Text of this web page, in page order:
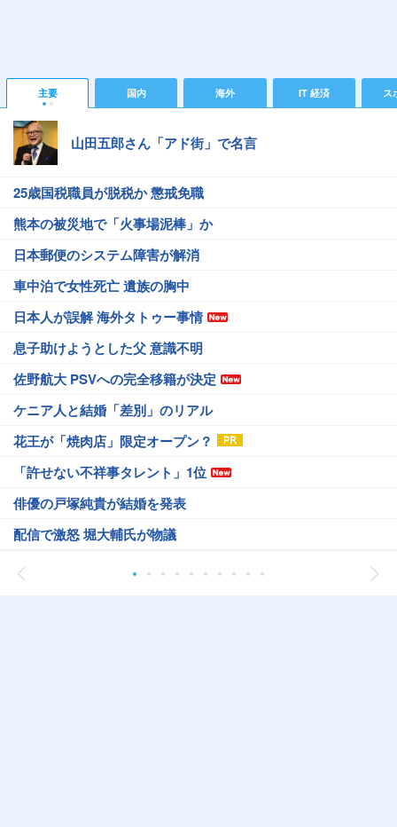
主要 国内 海外 IT 経済 ス
山田五郎さん「アド街」で名言
25歳国税職員が脱税か 懲戒免職
熊本の被災地で「火事場泥棒」か
日本郵便のシステム障害が解消
車中泊で女性死亡 遺族の胸中
日本人が誤解 海外タトゥー事情
息子助けようとした父 意識不明
佐野航大 PSVへの完全移籍が決定
ケニア人と結婚「差別」のリアル
花王が「焼肉店」限定オープン？
「許せない不祥事タレント」1位
俳優の戸塚純貴が結婚を発表
配信で激怒 堀大輔氏が物議